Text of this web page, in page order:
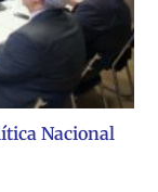
Nacional